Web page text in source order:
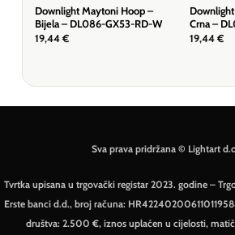
Downlight Maytoni Hoop –
Bijela – DL086-GX53-RD-W
19,44 €
Crna –
19,44 €
Sva prava pridržana © Lightart
Tvrtka upisana u trgovački registar 2023. godine –
Erste banci d.d., broj računa:
društva: 2.500 €, iznos uplaćen u cijelosti,